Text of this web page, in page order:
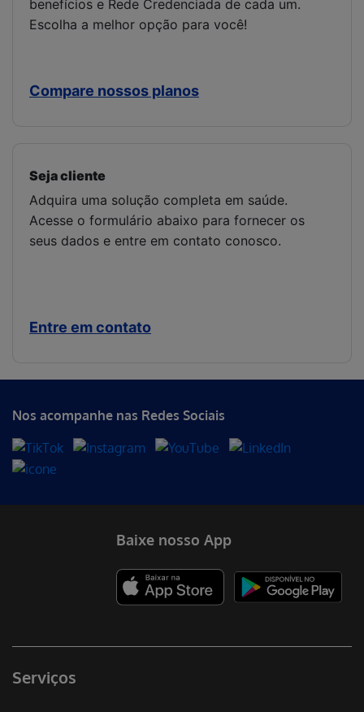
benefícios e Rede Credenciada de cada um.
Escolha a melhor opção para você!
Compare nossos planos
Seja cliente
Adquira uma solução completa em saúde.
Acesse o formulário abaixo para fornecer os
seus dados e entre em contato conosco.
Entre em contato
Nos acompanhe nas Redes Sociais
Serviços
Baixe nosso App